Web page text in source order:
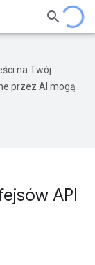
na Twój
przez AI mogą
API